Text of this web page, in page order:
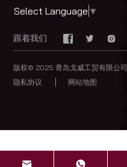
Select Language ▼
跟着我们:
版权© 2025 青岛戈威工贸有限公司
隐私协议
网站地图